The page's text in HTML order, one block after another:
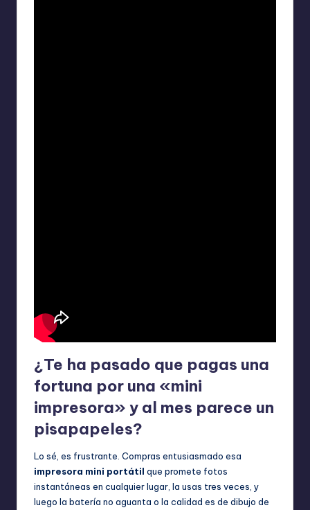
¿Te ha pasado que pagas una
fortuna por una «mini
impresora» y al mes parece un
pisapapeles?
Lo sé, es frustrante. Compras entusiasmado esa
impresora mini portátil que promete fotos
instantáneas en cualquier lugar, la usas tres veces, y
luego la batería no aguanta o la calidad es de dibujo de